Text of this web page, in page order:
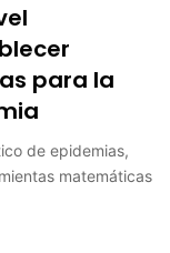
para la
de epidemias,
matemáticas